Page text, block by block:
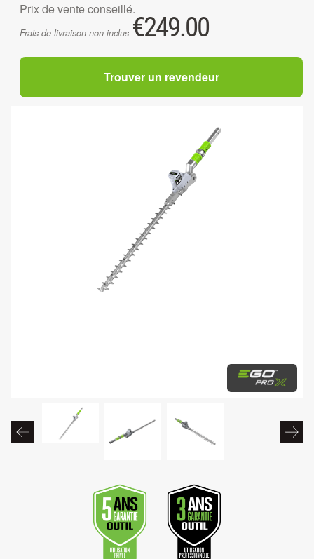
Prix de vente conseillé.
Frais de livraison non inclus €249.00
Trouver un revendeur